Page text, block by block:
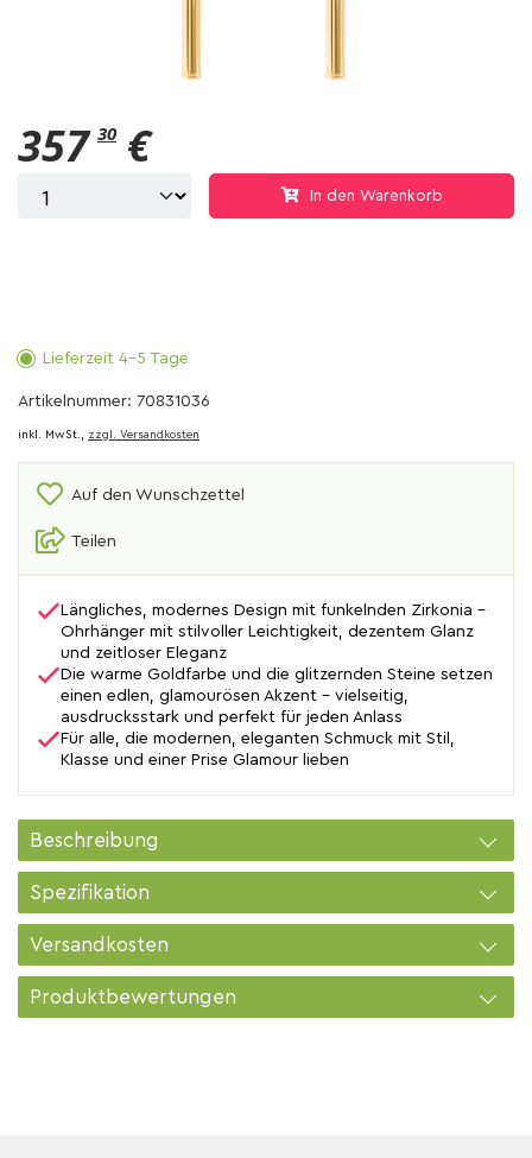
357 30 €
In den Warenkorb
Lieferzeit 4-5 Tage
Artikelnummer: 70831036
inkl. MwSt., zzgl. Versandkosten
Auf den Wunschzettel
Teilen
Längliches, modernes Design mit funkelnden Zirkonia –
Ohrhänger mit stilvoller Leichtigkeit, dezentem Glanz
und zeitloser Eleganz
Die warme Goldfarbe und die glitzernden Steine setzen
einen edlen, glamourösen Akzent – vielseitig,
ausdrucksstark und perfekt für jeden Anlass
Für alle, die modernen, eleganten Schmuck mit Stil,
Klasse und einer Prise Glamour lieben
Beschreibung
Spezifikation
Versandkosten
Produktbewertungen